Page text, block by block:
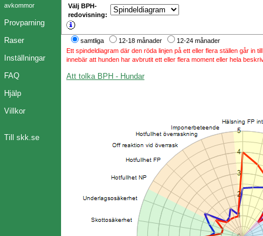
avkommor
Provparning
Raser
Inställningar
FAQ
Hjälp
Villkor
Till skk.se
Välj BPH-
redovisning:
samtliga 12-18 månader
12-24 månader
Ett spindeldiagram där den röda linjen på ett eller flera ställen går in
innebär att hunden har avbrutit ett eller flera moment eller hela
Att tolka BPH - Hundar